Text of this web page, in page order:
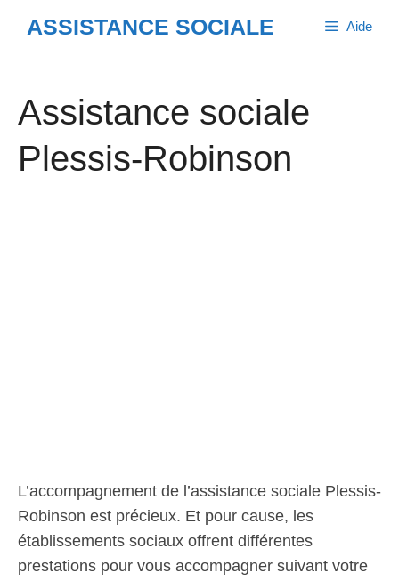
ASSISTANCE SOCIALE Aide
Assistance sociale
Plessis-Robinson
L’accompagnement de l’assistance sociale Plessis-
Robinson est précieux. Et pour cause, les
établissements sociaux offrent différentes
prestations pour vous accompagner suivant votre